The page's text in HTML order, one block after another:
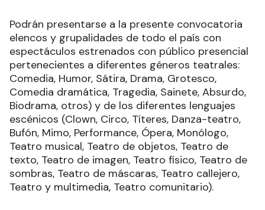
Podrán presentarse a la presente convocatoria
elencos y grupalidades de todo el país con
espectáculos estrenados con público presencial
pertenecientes a diferentes géneros teatrales:
Comedia, Humor, Sátira, Drama, Grotesco,
Comedia dramática, Tragedia, Sainete, Absurdo,
Biodrama, otros) y de los diferentes lenguajes
escénicos (Clown, Circo, Títeres, Danza-teatro,
Bufón, Mimo, Performance, Ópera, Monólogo,
Teatro musical, Teatro de objetos, Teatro de
texto, Teatro de imagen, Teatro físico, Teatro de
sombras, Teatro de máscaras, Teatro callejero,
Teatro y multimedia, Teatro comunitario).